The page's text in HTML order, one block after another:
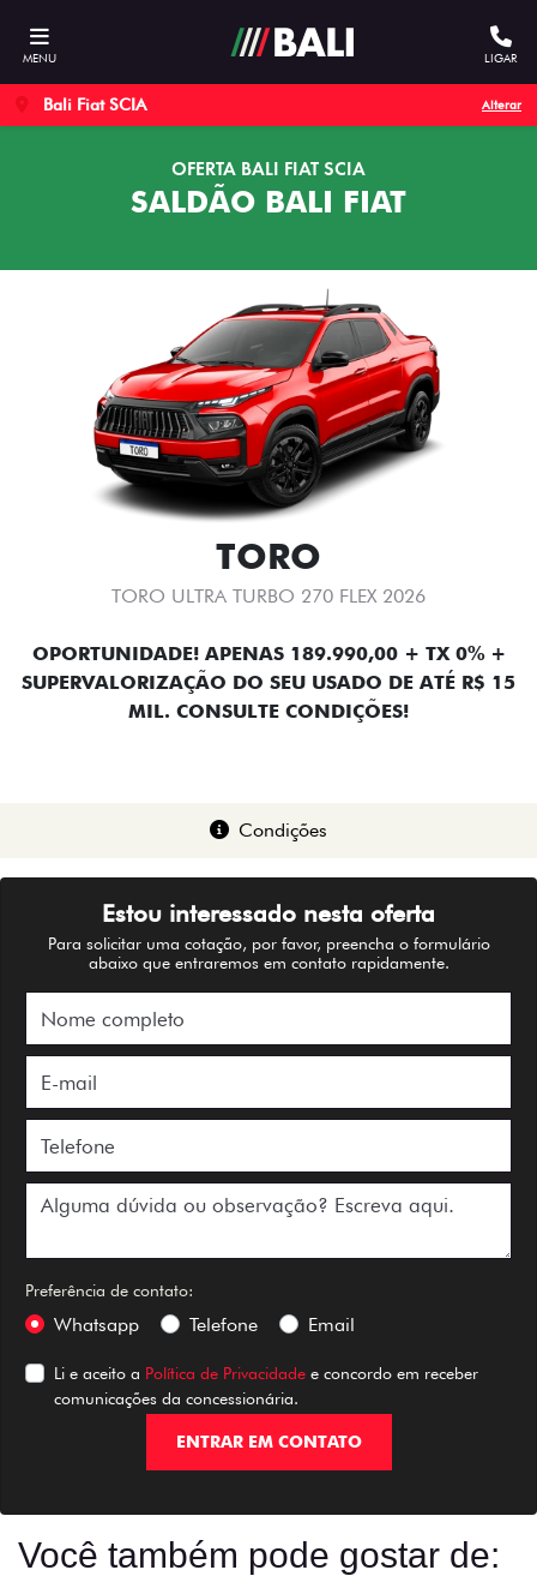
MENU LIGAR
Bali Fiat SCIA Alterar
OFERTA BALI FIAT SCIA
SALDÃO BALI FIAT
TORO
TORO ULTRA TURBO 270 FLEX 2026
OPORTUNIDADE! APENAS 189.990,00 + TX 0% +
SUPERVALORIZAÇÃO DO SEU USADO DE ATÉ R$ 15
MIL. CONSULTE CONDIÇÕES!
Condições
Estou interessado nesta oferta
Para solicitar uma cotação, por favor, preencha o formulário
abaixo que entraremos em contato rapidamente.
Preferência de contato:
Whatsapp Telefone Email
Li e aceito a Política de Privacidade e concordo em receber
comunicações da concessionária.
ENTRAR EM CONTATO
Você também pode gostar de: